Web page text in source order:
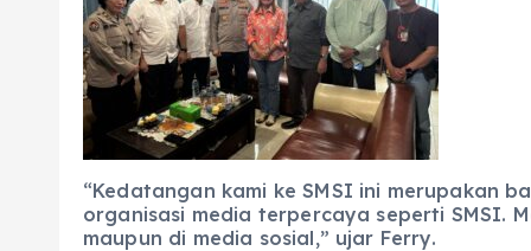
“Kedatangan kami ke SMSI ini merupakan
organisasi media terpercaya seperti SMSI.
maupun di media sosial,” ujar Ferry.